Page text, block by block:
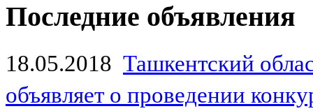
Последние объявления
18.05.2018 Ташкентский
объявляет о проведении